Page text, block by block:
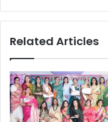
Related Articles